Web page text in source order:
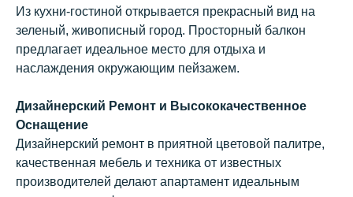
Из кухни-гостиной открывается прекрасный вид на
зеленый, живописный город. Просторный балкон
предлагает идеальное место для отдыха и
наслаждения окружающим пейзажем.
Дизайнерский Ремонт и Высококачественное
Оснащение
Дизайнерский ремонт в приятной цветовой палитре,
качественная мебель и техника от известных
производителей делают апартамент идеальным
Заполните форму, и наш менеджер
свяжется с Вами в ближайшее время
ПЕРЕЗВОНИТЬ?